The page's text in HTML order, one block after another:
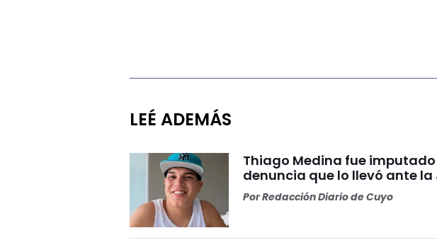
LEÉ ADEMÁS
Thiago Medina fue
denuncia que lo llevó ante
PorRedacción Diario de Cuyo